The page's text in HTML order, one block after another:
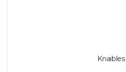
Knaibles